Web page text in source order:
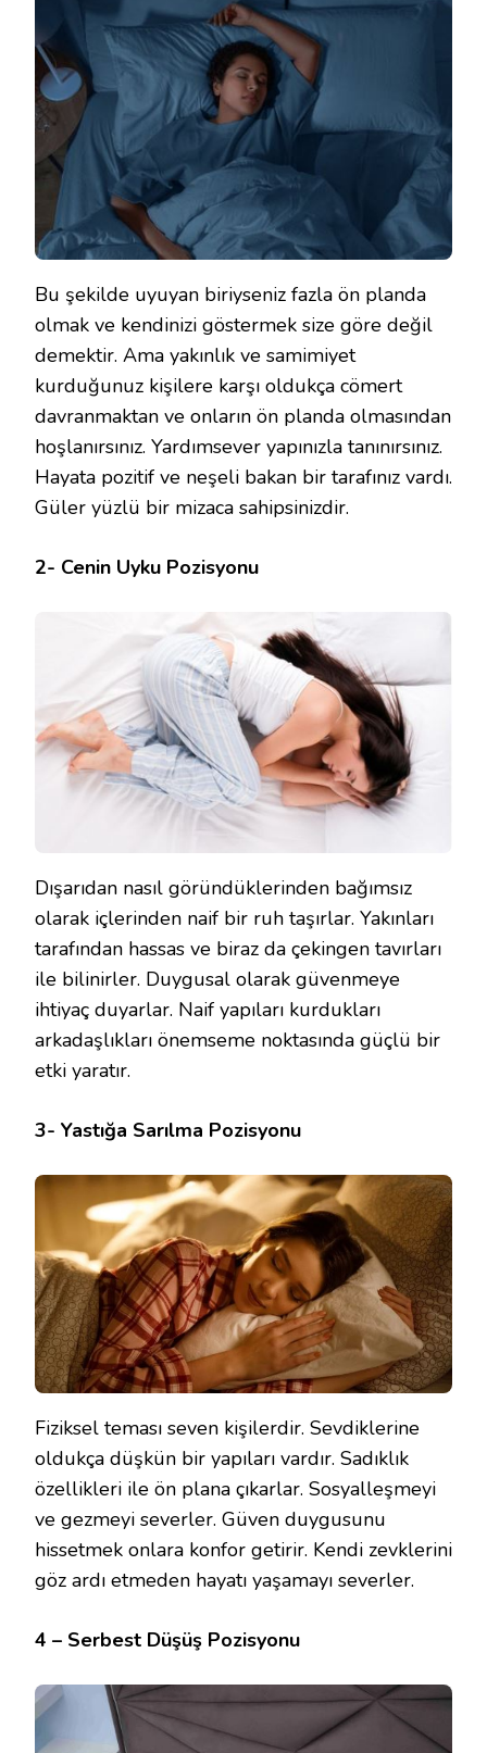
Bu şekilde uyuyan biriyseniz fazla ön planda
olmak ve kendinizi göstermek size göre değil
demektir. Ama yakınlık ve samimiyet
kurduğunuz kişilere karşı oldukça cömert
davranmaktan ve onların ön planda olmasından
hoşlanırsınız. Yardımsever yapınızla tanınırsınız.
Hayata pozitif ve neşeli bakan bir tarafınız vardı.
Güler yüzlü bir mizaca sahipsinizdir.
2- Cenin Uyku Pozisyonu
Dışarıdan nasıl göründüklerinden bağımsız
olarak içlerinden naif bir ruh taşırlar. Yakınları
tarafından hassas ve biraz da çekingen tavırları
ile bilinirler. Duygusal olarak güvenmeye
ihtiyaç duyarlar. Naif yapıları kurdukları
arkadaşlıkları önemseme noktasında güçlü bir
etki yaratır.
3- Yastığa Sarılma Pozisyonu
Fiziksel teması seven kişilerdir. Sevdiklerine
oldukça düşkün bir yapıları vardır. Sadıklık
özellikleri ile ön plana çıkarlar. Sosyalleşmeyi
ve gezmeyi severler. Güven duygusunu
hissetmek onlara konfor getirir. Kendi zevklerini
göz ardı etmeden hayatı yaşamayı severler.
4 – Serbest Düşüş Pozisyonu